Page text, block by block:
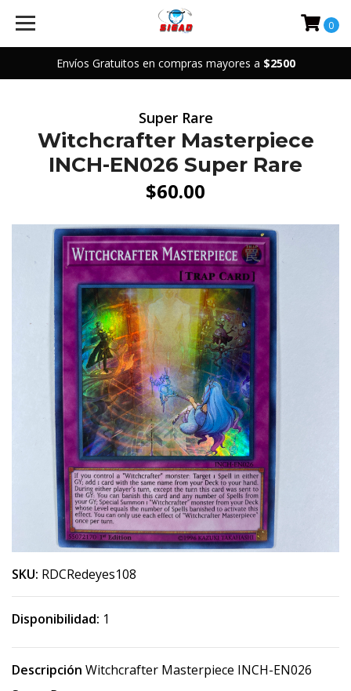
Envíos Gratuitos en compras mayores a $2500
0
Super Rare
Witchcrafter Masterpiece
INCH-EN026 Super Rare
$60.00
SKU: RDCRedeyes108
Disponibilidad: 1
Descripción Witchcrafter Masterpiece INCH-EN026